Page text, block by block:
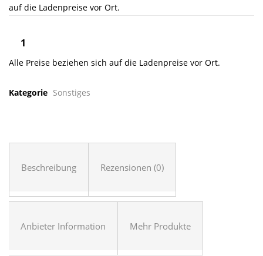
auf die Ladenpreise vor Ort.
Alle Preise beziehen sich auf die Ladenpreise vor Ort.
Kategorie Sonstiges
Beschreibung Rezensionen (0)
Anbieter Information Mehr Produkte